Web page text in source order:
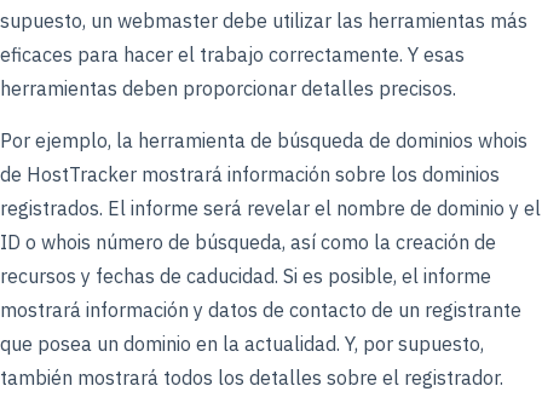
supuesto, un webmaster debe utilizar las herramientas más
eficaces para hacer el trabajo correctamente. Y esas
herramientas deben proporcionar detalles precisos.
Por ejemplo, la herramienta de búsqueda de dominios whois
de HostTracker mostrará información sobre los dominios
registrados. El informe será revelar el nombre de dominio y el
ID o whois número de búsqueda, así como la creación de
recursos y fechas de caducidad. Si es posible, el informe
mostrará información y datos de contacto de un registrante
que posea un dominio en la actualidad. Y, por supuesto,
también mostrará todos los detalles sobre el registrador.